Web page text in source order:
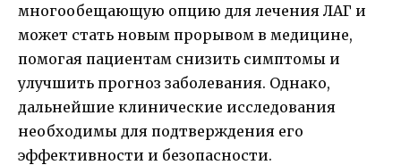
многообещающую опцию для лечения ЛАГ и
может стать новым прорывом в медицине,
помогая пациентам снизить симптомы и
улучшить прогноз заболевания. Однако,
дальнейшие клинические исследования
необходимы для подтверждения его
эффективности и безопасности.